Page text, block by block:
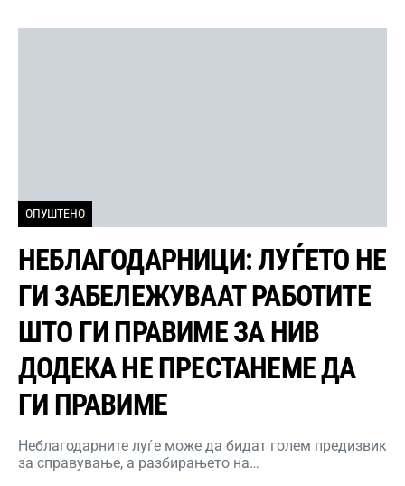
ОПУШТЕНО
НЕБЛАГОДАРНИЦИ: ЛУЃЕТО НЕ
ГИ ЗАБЕЛЕЖУВААТ РАБОТИТЕ
ШТО ГИ ПРАВИМЕ ЗА НИВ
ДОДЕКА НЕ ПРЕСТАНЕМЕ ДА
ГИ ПРАВИМЕ
Неблагодарните луѓе може да бидат голем предизвик
за справување, а разбирањето на…